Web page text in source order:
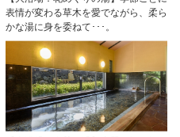
表情が変わる草木を愛でながら、柔ら
かな湯に身を委ねて･･･。